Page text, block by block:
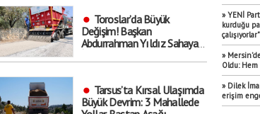
Toroslar’da Büyük
Değişim! Başkan
Abdurrahman Yıldız Sahaya
Tarsus’ta Kırsal Ulaşımda
Büyük Devrim: 3 Mahallede
» YENİ
kurduğu
çalışıyorlar"
»
Oldu:
» Dilek
erişim